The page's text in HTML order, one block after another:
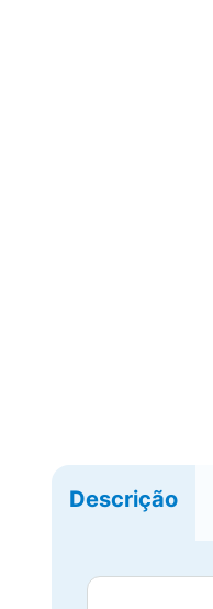
Descrição